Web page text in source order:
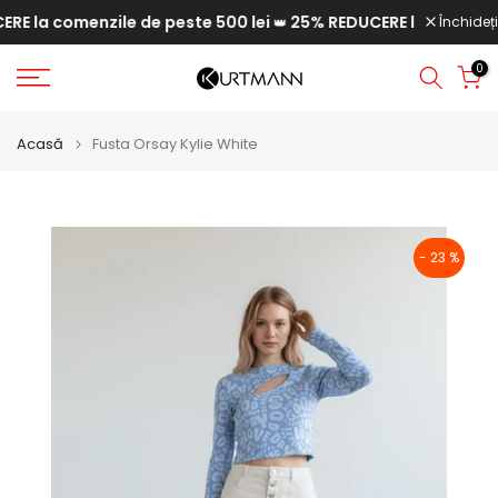
Săriți
la
conținut
la comenzile de peste 500 lei👑25% REDUCERE la Închideți
0
Acasă Fusta Orsay Kylie White
- 23 %